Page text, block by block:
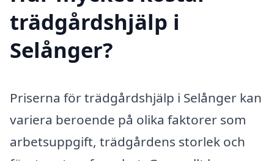
trädgårdshjälp i
Selånger?
Priserna för trädgårdshjälp i Selånger kan
variera beroende på olika faktorer som
arbetsuppgift, trädgårdens storlek och